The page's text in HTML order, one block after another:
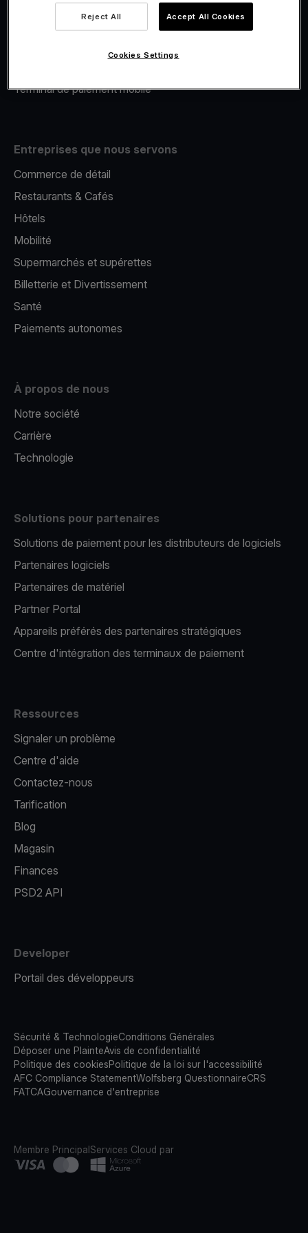
Financement Viva.com
Terminal de paiement mobile
Entreprises que nous servons
Commerce de détail
Restaurants & Cafés
Hôtels
Mobilité
Supermarchés et supérettes
Billetterie et Divertissement
Santé
Paiements autonomes
À propos de nous
Notre société
Carrière
Technologie
Solutions pour partenaires
Solutions de paiement pour les distributeurs de logiciels
Partenaires logiciels
Partenaires de matériel
Partner Portal
Appareils préférés des partenaires stratégiques
Centre d'intégration des terminaux de paiement
Ressources
Signaler un problème
Centre d'aide
Contactez-nous
Tarification
Blog
Magasin
Finances
PSD2 API
Developer
Portail des développeurs
Sécurité & TechnologieConditions Générales
Déposer une PlainteAvis de confidentialité
Politique des cookiesPolitique de la loi sur l'accessibilité
AFC Compliance StatementWolfsberg QuestionnaireCRS
FATCAGouvernance d'entreprise
Membre PrincipalServices Cloud par
Reject All Accept All Cookies
Cookies Settings